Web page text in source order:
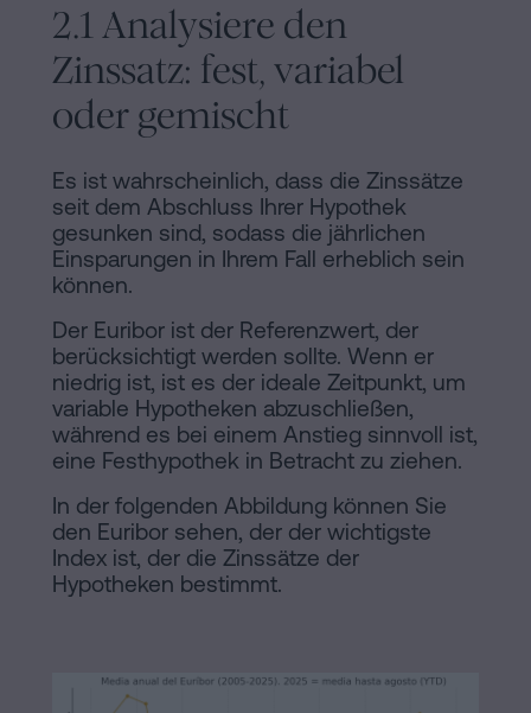
2.1 Analysiere den
Zinssatz: fest, variabel
oder gemischt
Es ist wahrscheinlich, dass die Zinssätze
seit dem Abschluss Ihrer Hypothek
gesunken sind, sodass die jährlichen
Einsparungen in Ihrem Fall erheblich sein
können.
Der Euribor ist der Referenzwert, der
berücksichtigt werden sollte. Wenn er
niedrig ist, ist es der ideale Zeitpunkt, um
variable Hypotheken abzuschließen,
während es bei einem Anstieg sinnvoll ist,
eine Festhypothek in Betracht zu ziehen.
In der folgenden Abbildung können Sie
den Euribor sehen, der der wichtigste
Index ist, der die Zinssätze der
Hypotheken bestimmt.